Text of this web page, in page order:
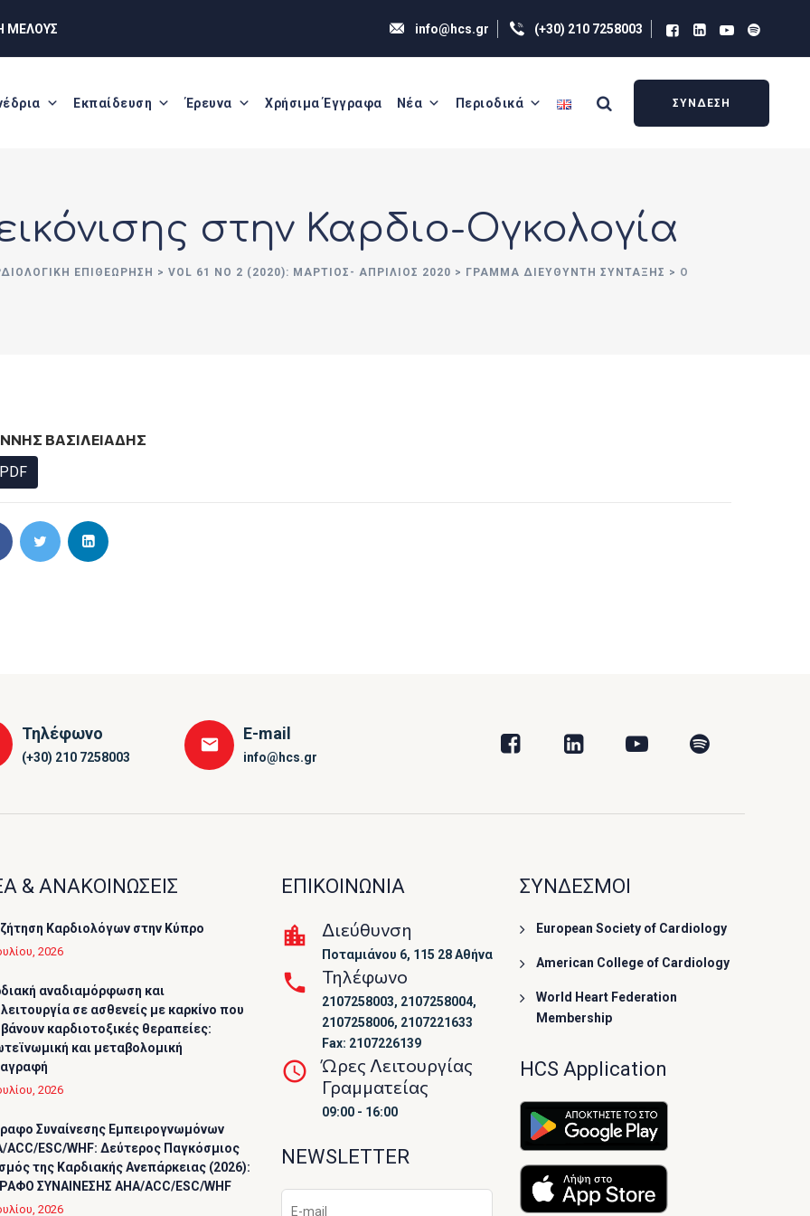
ΜΕΛΟΥΣ info@hcs.gr (+30) 210 7258003
Εκπαίδευση Έρευνα Χρήσιμα Έγγραφα Νέα Περιοδικά ΣΥΝΔΕΣΗ
στην Καρδιο-Ογκολογία
ΕΠΙΘΕΩΡΗΣΗ > VOL 61 NO 2 (2020): ΜΆΡΤΙΟΣ- ΑΠΡΊΛΙΟΣ 2020 > ΓΡΑΜΜΑ ΔΙΕΥΘΥΝΤΗ ΣΥΝΤΑΞΗΣ > Ο
ΒΑΣΙΛΕΙΑΔΗΣ
Τηλέφωνο
(+30) 210 7258003
E-mail
info@hcs.gr
& ΑΝΑΚΟΙΝΩΣΕΙΣ
Καρδιολόγων στην Κύπρο
2026
αναδιαμόρφωση και
σε ασθενείς με καρκίνο που
καρδιοτοξικές θεραπείες:
και μεταβολομική
2026
Συναίνεσης Εμπειρογνωμόνων
ACC/ESC/WHF: Δεύτερος Παγκόσμιος
της Καρδιακής Ανεπάρκειας (2026):
ΣΥΝΑΙΝΕΣΗΣ AHA/ACC/ESC/WHF
2026
ΕΠΙΚΟΙΝΩΝΙΑ
Διεύθυνση
Ποταμιάνου 6, 115 28 Αθήνα
Τηλέφωνο
2107258003, 2107258004,
2107258006, 2107221633
Fax: 2107226139
Ώρες Λειτουργίας
Γραμματείας
09:00 - 16:00
NEWSLETTER
ΣΥΝΔΕΣΜΟΙ
European Society of Cardiology
American College of Cardiology
World Heart Federation
Membership
HCS Application